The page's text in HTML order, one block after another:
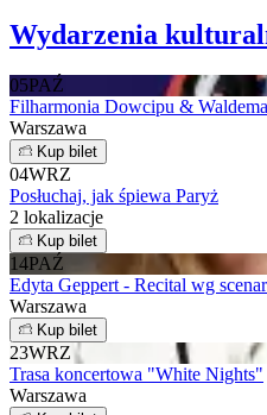
Wydarzenia
05PAŹ
Filharmonia Dowcipu &
Warszawa
Kup bilet
04WRZ
Posłuchaj, jak śpiewa Paryż
2 lokalizacje
Kup bilet
14PAŹ
Edyta Geppert - Recital wg
Warszawa
Kup bilet
23WRZ
Trasa koncertowa "White Nights"
Warszawa